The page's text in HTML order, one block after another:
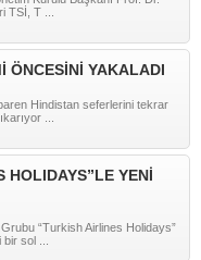
TSİ, T ...
ÖNCESİNİ YAKALADI
Hindistan seferlerini tekrar
...
HOLIDAYS”LE YENİ
“Turkish Airlines Holidays”
sol ...